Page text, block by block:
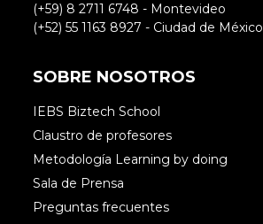
(+59) 8 2711 6748 - Montevideo
(+52) 55 1163 8927 - Ciudad de México
SOBRE NOSOTROS
IEBS Biztech School
Claustro de profesores
Metodología Learning by doing
Sala de Prensa
Preguntas frecuentes